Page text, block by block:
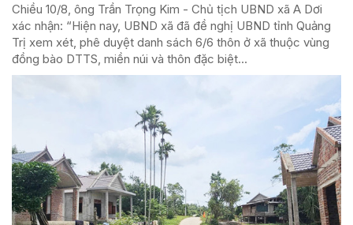
Chiều 10/8, ông Trần Trọng Kim - Chủ tịch UBND xã A Dơi
xác nhận: “Hiện nay, UBND xã đã đề nghị UBND tỉnh Quảng
Trị xem xét, phê duyệt danh sách 6/6 thôn ở xã thuộc vùng
đồng bào DTTS, miền núi và thôn đặc biệt...